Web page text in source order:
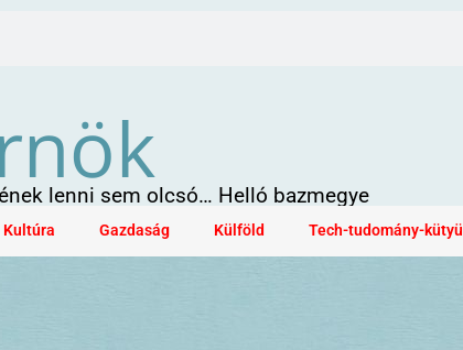
lenni sem olcsó… Helló bazmegye
Kultúra Gazdaság Külföld Tech-tudomány-kütyü